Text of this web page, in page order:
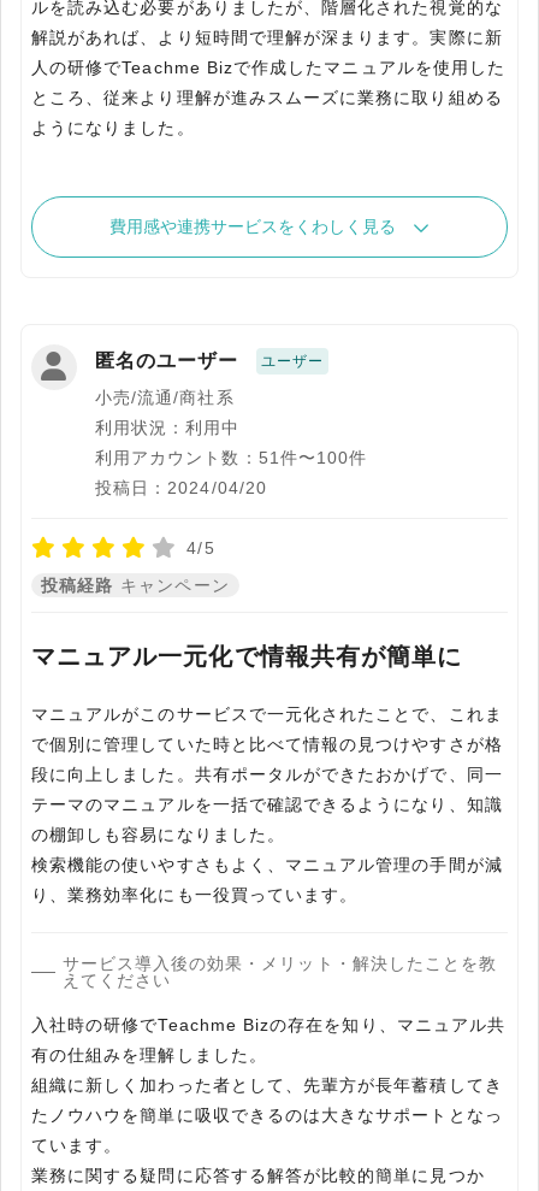
ルを読み込む必要がありましたが、階層化された視覚的な
解説があれば、より短時間で理解が深まります。実際に新
人の研修でTeachme Bizで作成したマニュアルを使用した
ところ、従来より理解が進みスムーズに業務に取り組める
ようになりました。
費用感や連携サービスをくわしく見る
匿名のユーザー ユーザー
小売/流通/商社系
利用状況：利用中
利用アカウント数：51件〜100件
投稿日：2024/04/20
4/5
投稿経路 キャンペーン
マニュアル一元化で情報共有が簡単に
マニュアルがこのサービスで一元化されたことで、これま
で個別に管理していた時と比べて情報の見つけやすさが格
段に向上しました。共有ポータルができたおかげで、同一
テーマのマニュアルを一括で確認できるようになり、知識
の棚卸しも容易になりました。
検索機能の使いやすさもよく、マニュアル管理の手間が減
り、業務効率化にも一役買っています。
サービス導入後の効果・メリット・解決したことを教
えてください
入社時の研修でTeachme Bizの存在を知り、マニュアル共
有の仕組みを理解しました。
組織に新しく加わった者として、先輩方が長年蓄積してき
たノウハウを簡単に吸収できるのは大きなサポートとなっ
ています。
業務に関する疑問に応答する解答が比較的簡単に見つか